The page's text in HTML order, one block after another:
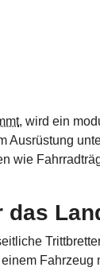
, wird ein
Ausrüstung
wie
das